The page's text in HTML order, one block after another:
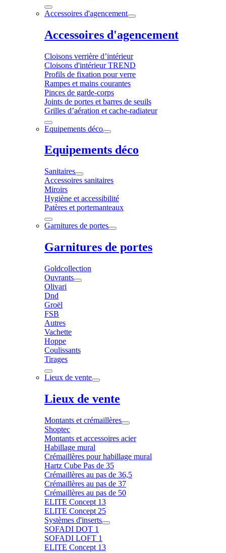
Accessoires d'agencement
Accessoires d'agencement
Cloisons verrière d’intérieur
Cloisons d'intérieur TREND
Profils de fixation pour verre
Rampes et mains courantes
Pinces de garde-corps
Joints de portes et barres de seuils
Grilles d’aération et cache-radiateur
Equipements déco
Equipements déco
Sanitaires
Accessoires sanitaires
Miroirs
Hygiène et accessibilité
Patères et portemanteaux
Garnitures de portes
Garnitures de portes
Goldcollection
Ouvrants
Olivari
Dnd
Groël
FSB
Autres
Vachette
Hoppe
Coulissants
Tirages
Lieux de vente
Lieux de vente
Montants et crémaillères
Shoptec
Montants et accessoires acier
Habillage mural
Crémaillères pour habillage mural
Hartz Cube Pas de 35
Crémaillères au pas de 36,5
Crémaillères au pas de 37
Crémaillères au pas de 50
ELITE Concept 13
ELITE Concept 25
Systèmes d'inserts
SOFADI DOT 1
SOFADI LOFT 1
ELITE Concept 13